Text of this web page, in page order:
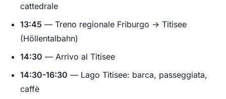
cattedrale
13:45 — Treno regionale Friburgo → Titisee
(Höllentalbahn)
14:30 — Arrivo al Titisee
14:30-16:30 — Lago Titisee: barca, passeggiata,
caffè